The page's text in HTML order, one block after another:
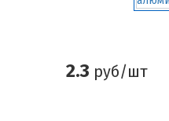
2.3 руб/шт